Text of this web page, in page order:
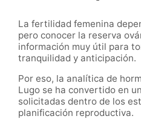
La fertilidad femenina
pero conocer la reserva
información muy útil para
tranquilidad y anticipación.
Por eso, la analítica de
Lugo se ha convertido en
solicitadas dentro de los
planificación reproductiva.